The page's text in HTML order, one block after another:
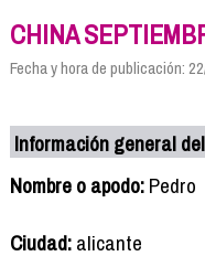
CHINA
Fecha y hora de publicación:
Información general
Nombre o apodo:Pedro
Ciudad:alicante